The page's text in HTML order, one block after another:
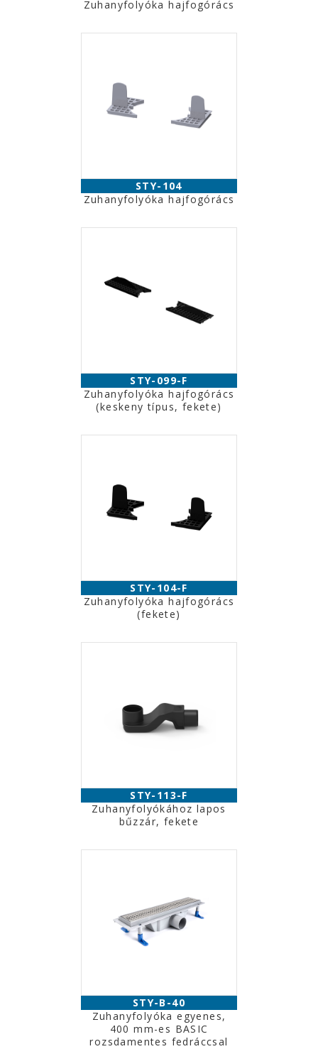
Zuhanyfolyóka hajfogórács
STY-104
Zuhanyfolyóka hajfogórács
STY-099-F
Zuhanyfolyóka hajfogórács
(keskeny típus, fekete)
STY-104-F
Zuhanyfolyóka hajfogórács
(fekete)
STY-113-F
Zuhanyfolyókához lapos
bűzzár, fekete
STY-B-40
Zuhanyfolyóka egyenes,
400 mm-es BASIC
rozsdamentes fedráccsal